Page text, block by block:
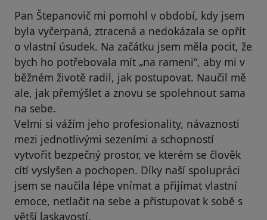
Pan Štepanovič mi pomohl v období, kdy jsem
byla vyčerpaná, ztracená a nedokázala se opřít
o vlastní úsudek. Na začátku jsem měla pocit, že
bych ho potřebovala mít „na rameni“, aby mi v
běžném životě radil, jak postupovat. Naučil mě
ale, jak přemýšlet a znovu se spolehnout sama
na sebe.
Velmi si vážím jeho profesionality, návaznosti
mezi jednotlivými sezeními a schopností
vytvořit bezpečný prostor, ve kterém se člověk
cítí vyslyšen a pochopen. Díky naší spolupráci
jsem se naučila lépe vnímat a přijímat vlastní
emoce, netlačit na sebe a přistupovat k sobě s
větší laskavostí.